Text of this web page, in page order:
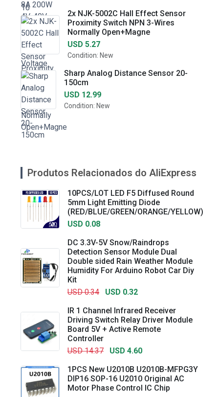
2x NJK-5002C Hall Effect Sensor
Proximity Switch NPN 3-Wires
Normally Open+Magne
USD 5.27
Condition: New
Sharp Analog Distance Sensor 20-
150cm
USD 12.99
Condition: New
Produtos Relacionados do AliExpress
10PCS/LOT LED F5 Diffused Round
5mm Light Emitting Diode
(RED/BLUE/GREEN/ORANGE/YELLOW)
USD 0.08
DC 3.3V-5V Snow/Raindrops
Detection Sensor Module Dual
Double sided Rain Weather Module
Humidity For Arduino Robot Car Diy
Kit
USD 0.34
USD 0.32
IR 1 Channel Infrared Receiver
Driving Switch Relay Driver Module
Board 5V + Active Remote
Controller
USD 14.37
USD 4.60
1PCS New U2010B U2010B-MFPG3Y
DIP16 SOP-16 U2010 Original AC
Motor Phase Control IC Chip